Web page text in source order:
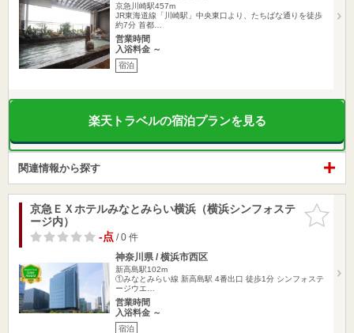
京急川崎駅457m
JR東海道線「川崎駅」中央東口より、たちばな通りを徒歩
約7分 首都…
営業時間
入浴料金 ～
宿泊
楽天トラベルの宿泊プランを見る
関連情報から探す
お気に入
りに追加
京急ＥＸホテルみなとみらい横浜（横浜シンフォステ
ージ内）
-点/ 0 件
神奈川県 / 横浜市西区
新高島駅102m
①みなとみらい線 新高島駅 4番出口 徒歩1分 シンフォステ
ージウエ…
営業時間
入浴料金 ～
宿泊